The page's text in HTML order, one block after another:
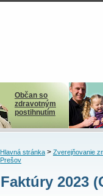
Občan so
zdravotným
postihnutím
Hlavná stránka> Zverejňovanie
Prešov
Faktúry 2023